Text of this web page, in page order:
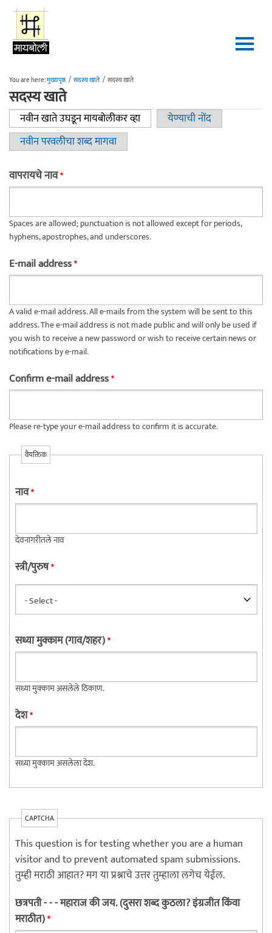
Skip to main content
You are here:मुख्यपृष्ठ / सदस्य खाते / सदस्य खाते
सदस्य खाते
Primary tabs
नवीन खाते उघडून मायबोलीकर व्हा(active tab)येण्याची नोंद
नवीन परवलीचा शब्द मागवा
वापरायचे नाव*
Spaces are allowed; punctuation is not allowed except for periods,
hyphens, apostrophes, and underscores.
E-mail address*
A valid e-mail address. All e-mails from the system will be sent to this
address. The e-mail address is not made public and will only be used if
you wish to receive a new password or wish to receive certain news or
notifications by e-mail.
Confirm e-mail address*
Please re-type your e-mail address to confirm it is accurate.
वैयक्तिक
नाव*
देवनागरीतले नाव
स्त्री/पुरुष*
सध्या मुक्काम (गाव/शहर)*
सध्या मुक्काम असलेले ठिकाण.
देश*
सध्या मुक्काम असलेला देश.
CAPTCHA
This question is for testing whether you are a human
visitor and to prevent automated spam submissions.
तुम्ही मराठी आहात? मग या प्रश्नाचे उत्तर तुम्हाला लगेच येईल.
छत्रपती - - - महाराज की जय. (दुसरा शब्द कुठला? इंग्रजीत किंवा
मराठीत)*